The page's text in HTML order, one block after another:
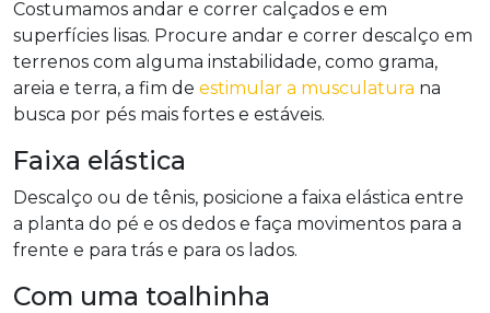
Costumamos andar e correr calçados e em
superfícies lisas. Procure andar e correr descalço em
terrenos com alguma instabilidade, como grama,
areia e terra, a fim de estimular a musculatura na
busca por pés mais fortes e estáveis.
Faixa elástica
Descalço ou de tênis, posicione a faixa elástica entre
a planta do pé e os dedos e faça movimentos para a
frente e para trás e para os lados.
Com uma toalhinha